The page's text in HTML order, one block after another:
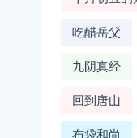
吃醋岳父
九阴真经
回到唐山
布袋和尚